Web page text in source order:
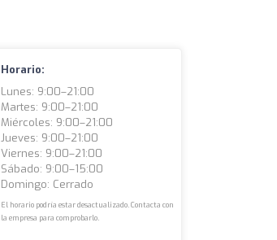
Horario:
Lunes: 9:00–21:00
Martes: 9:00–21:00
Miércoles: 9:00–21:00
Jueves: 9:00–21:00
Viernes: 9:00–21:00
Sábado: 9:00–15:00
Domingo: Cerrado
El horario podría estar desactualizado. Contacta con
la empresa para comprobarlo.